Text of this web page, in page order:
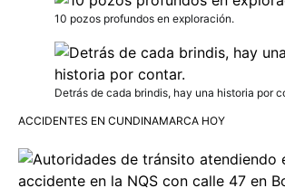
10 pozos profundos en exploración.
Detrás de cada brindis, hay una historia por
ACCIDENTES EN CUNDINAMARCA HOY